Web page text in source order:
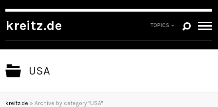
kreitz.de TOPICS
USA
kreitz.de » Archive by category "USA"